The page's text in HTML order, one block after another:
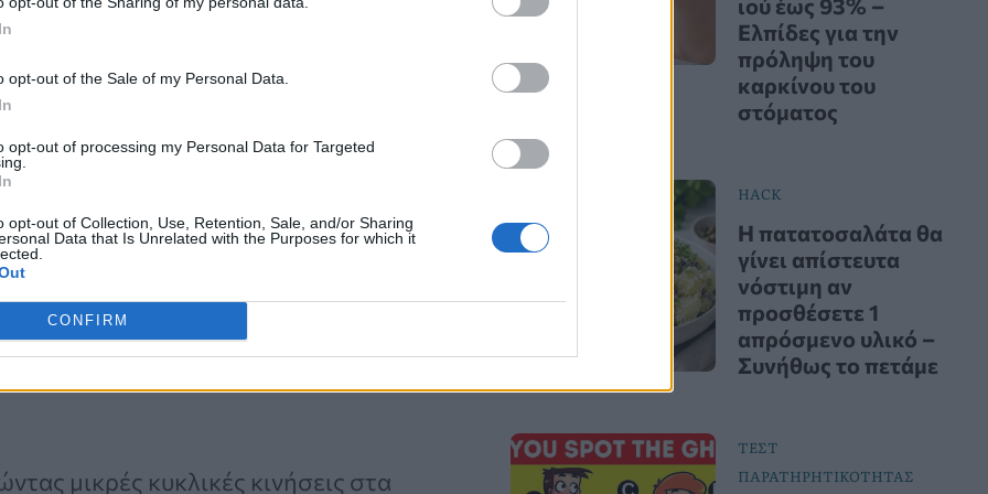
opt-out of the Sale of my Personal Data.
opt-out of processing my Personal Data for Targeted
opt-out of Collection, Use, Retention, Sale, and/or Sharing
Data that Is Unrelated with the Purposes for which it
CONFIRM
70 δευτερόλεπτα την ημέρα που,
Οδοντιατρικών Σχεδίων(NADP),
στην οδοντιατρική φροντίδα. Αυτό
το στόμα από την πλάκα, που
ουλίτιδα και να οδηγήσει σε
στοματική σας υγιεινή αφιερώστε
μικρές κυκλικές κινήσεις στα
ιού έως 93% –
Ελπίδες για την
πρόληψη του
καρκίνου του
στόματος
HACK
Η πατατοσαλάτα θα
γίνει απίστευτα
νόστιμη αν
προσθέσετε 1
απρόσμενο υλικό –
Συνήθως το πετάμε
ΤΕΣΤ
ΠΑΡΑΤΗΡΗΤΙΚΟΤΗΤΑΣ